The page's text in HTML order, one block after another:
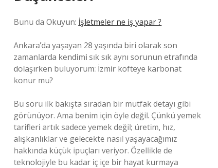
Bunu da Okuyun: İşletmeler ne iş yapar ?
Ankara’da yaşayan 28 yaşında biri olarak son
zamanlarda kendimi sık sık aynı sorunun etrafında
dolaşırken buluyorum: İzmir köfteye karbonat
konur mu?
Bu soru ilk bakışta sıradan bir mutfak detayı gibi
görünüyor. Ama benim için öyle değil. Çünkü yemek
tarifleri artık sadece yemek değil; üretim, hız,
alışkanlıklar ve gelecekte nasıl yaşayacağımız
hakkında küçük ipuçları veriyor. Özellikle de
teknolojiyle bu kadar iç içe bir hayat kurmaya